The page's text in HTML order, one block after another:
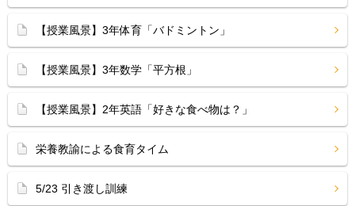
【授業風景】3年体育「バドミントン」
【授業風景】3年数学「平方根」
【授業風景】2年英語「好きな食べ物は？」
栄養教諭による食育タイム
5/23 引き渡し訓練